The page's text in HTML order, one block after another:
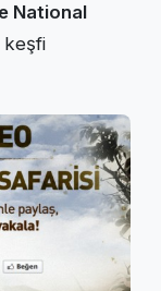
National
keşfi